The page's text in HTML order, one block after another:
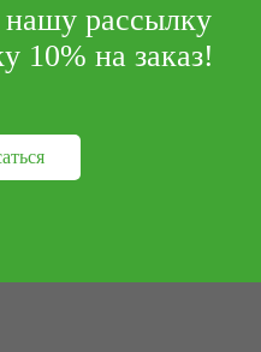
рассылку
10% на заказ!